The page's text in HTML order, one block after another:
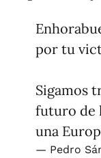
por tu
Sigamos
futuro de
una
— Pedro